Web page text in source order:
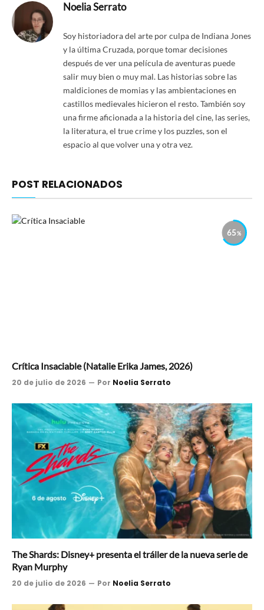
Noelia Serrato
Soy historiadora del arte por culpa de Indiana Jones
y la última Cruzada, porque tomar decisiones
después de ver una película de aventuras puede
salir muy bien o muy mal. Las historias sobre las
maldiciones de momias y las ambientaciones en
castillos medievales hicieron el resto. También soy
una firme aficionada a la historia del cine, las series,
la literatura, el true crime y los puzzles, son el
espacio al que volver una y otra vez.
POST RELACIONADOS
65
Crítica Insaciable (Natalie Erika James, 2026)
20 de julio de 2026 Por Noelia Serrato
The Shards: Disney+ presenta el tráiler de la nueva serie de
Ryan Murphy
20 de julio de 2026 Por Noelia Serrato